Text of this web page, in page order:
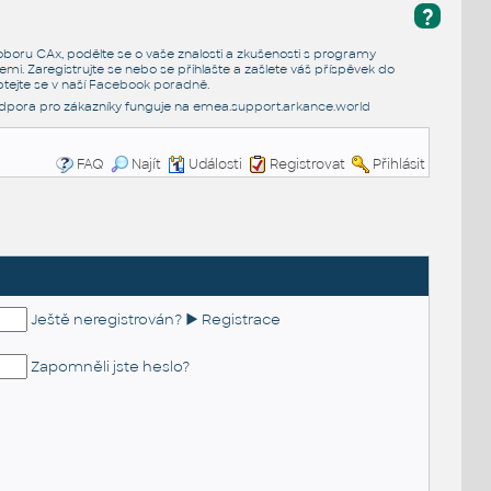
?
CAx, podělte se o vaše znalosti a zkušenosti s programy
Zaregistrujte se nebo se přihlašte a zašlete váš příspěvek do
se v naší Facebook poradně.
pro zákazníky funguje na emea.support.arkance.world
FAQ Najít Události Registrovat Přihlásit
Ještě neregistrován? ► Registrace
Zapomněli jste heslo?